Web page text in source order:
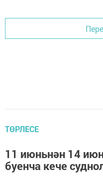
ТӨРЛЕСЕ
11 июньнән 14
буенча кече